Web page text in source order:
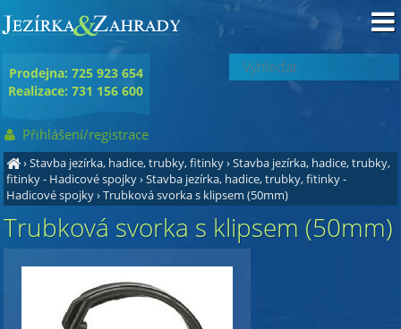
›Stavba jezírka, hadice, trubky, fitinky›Stavba jezírka, hadice, trubky,
fitinky - Hadicové spojky›Stavba jezírka, hadice, trubky, fitinky -
Hadicové spojky›Trubková svorka s klipsem (50mm)
Trubková svorka s klipsem (50mm)
Prodejna: 725 923 654
Realizace: 731 156 600
Přihlášení/registrace